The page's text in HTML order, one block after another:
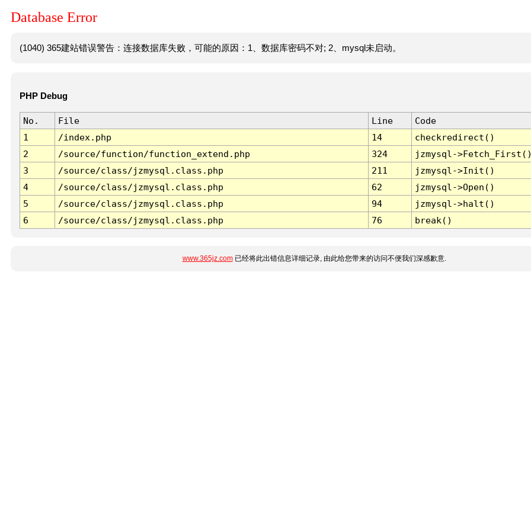
Database Error
(1040) 365建站错误警告：连接数据库失败，可能的原因：1、数据库密码不对; 2、mysql未启动。
PHP Debug
No. File Line
Code
1
/index.php 14
checkredirect()
2
/source/function/function_extend.php 324
jzmysql-
3
/source/class/jzmysql.class.php 211
jzmysql->Init()
4
/source/class/jzmysql.class.php 62
jzmysql->Open()
5
/source/class/jzmysql.class.php 94
jzmysql->halt()
6
/source/class/jzmysql.class.php 76 break()
www.365jz.com已经将此出错信息详细记录, 由此给您带来的访问不便我们深感歉意.